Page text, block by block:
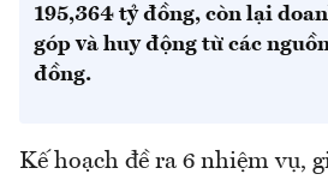
195,364 tỷ đồng, còn lại
góp và huy động từ các
đồng.
Kế hoạch đề ra 6 nhiệm vụ,